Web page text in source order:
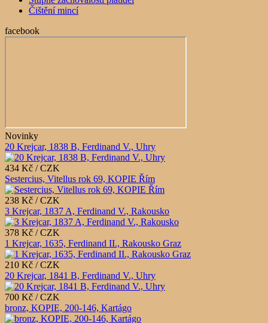
Čištění mincí
facebook
Novinky
20 Krejcar, 1838 B, Ferdinand V., Uhry
434 Kč / CZK
Sestercius, Vitellus rok 69, KOPIE Řím
238 Kč / CZK
3 Krejcar, 1837 A, Ferdinand V., Rakousko
378 Kč / CZK
1 Krejcar, 1635, Ferdinand II., Rakousko Graz
210 Kč / CZK
20 Krejcar, 1841 B, Ferdinand V., Uhry
700 Kč / CZK
bronz, KOPIE, 200-146, Kartágo